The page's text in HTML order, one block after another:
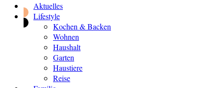
Aktuelles
Lifestyle
Kochen & Backen
Wohnen
Haushalt
Garten
Haustiere
Reise